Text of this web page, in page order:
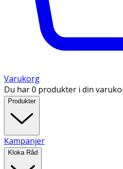
Varukorg
Du har 0 produkter i din
Produkter
Kampanjer
Kloka Råd